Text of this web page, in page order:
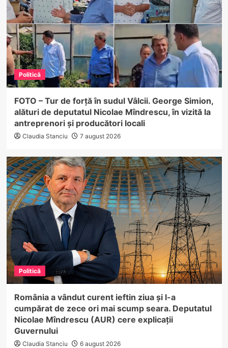
Politică
FOTO – Tur de forță în sudul Vâlcii. George Simion,
alături de deputatul Nicolae Mîndrescu, în vizită la
antreprenori și producători locali
Claudia Stanciu 7 august 2026
Politică
România a vândut curent ieftin ziua și l-a
cumpărat de zece ori mai scump seara. Deputatul
Nicolae Mîndrescu (AUR) cere explicații
Guvernului
Claudia Stanciu 6 august 2026